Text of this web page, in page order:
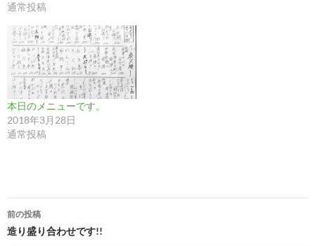
通常投稿
本日のメニューです。
2018年3月28日
通常投稿
投
稿
前の投稿
造り盛り合わせです!!